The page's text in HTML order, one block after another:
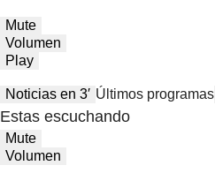
Mute
Volumen
Play
Noticias en 3′ Últimos programas
Estas escuchando
Mute
Volumen